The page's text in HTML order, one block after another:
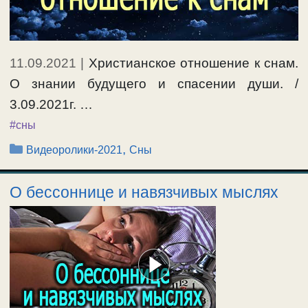
11.09.2021
Христианское отношение к снам.
О знании будущего и спасении души. /
3.09.2021г. …
#сны
Рубрики
Видеоролики-2021,Сны
О бессоннице и навязчивых мыслях